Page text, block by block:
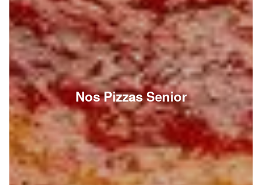
Nos Pizzas Senior